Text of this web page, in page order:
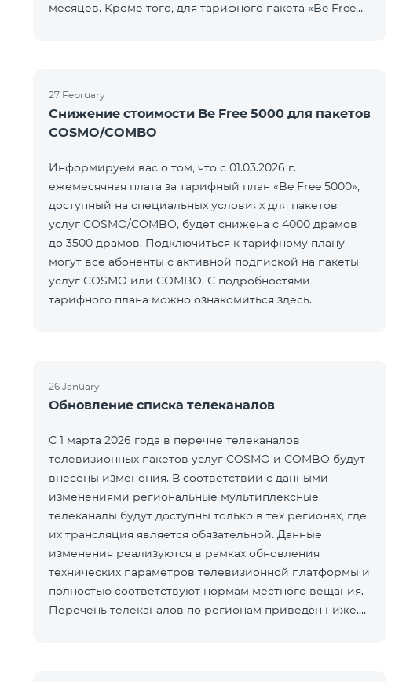
месяцев. Кроме того, для тарифного пакета «Be Free
27 February
Снижение стоимости Be Free 5000 для пакетов
COSMO/COMBO
Информируем вас о том, что с 01.03.2026 г.
ежемесячная плата за тарифный план «Be Free 5000»,
доступный на специальных условиях для пакетов
услуг COSMO/COMBO, будет снижена с 4000 драмов
до 3500 драмов. Подключиться к тарифному плану
могут все абоненты с активной подпиской на пакеты
услуг COSMO или COMBO. С подробностями
тарифного плана можно ознакомиться здесь.
26 January
Обновление списка телеканалов
С 1 марта 2026 года в перечне телеканалов
телевизионных пакетов услуг COSMO и COMBO будут
внесены изменения. В соответствии с данными
изменениями региональные мультиплексные
телеканалы будут доступны только в тех регионах, где
их трансляция является обязательной. Данные
изменения реализуются в рамках обновления
технических параметров телевизионной платформы и
полностью соответствуют нормам местного вещания.
Перечень телеканалов по регионам приведён ниже.